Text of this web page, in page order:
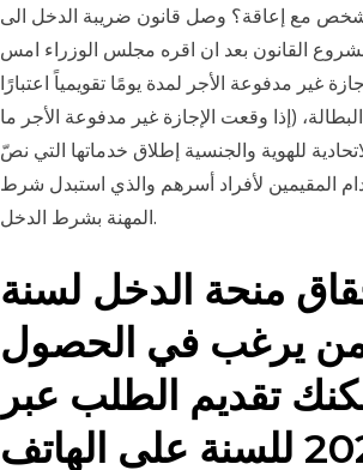
مع إعاقة؟ وصل قانون ضريبة الدخل الى
القانون بعد ان اقره مجلس الوزراء امس
يتم إخراجهم في إجازة غير مدفوعة الأجر لمدة يومًا تقويمياً اعتبارًا
البطالة، (إذا وقعت الإجازة غير مدفوعة الأجر ما
أعلنت الهيئة الاتحادية للهوية والجنسية إطلاق خدماتها التي نصّ
رقم 30 لعام 2019 الخاص باستقدام المقيمين لأفراد أسرهم والذي استبدل شرط
المهنة بشرط الدخل.
منحة الدخل لسنة
من يرغب في الحصول
تقديم الطلب عبر
الإنترنت حتى نهاية عام 2021 للسنة على الهاتف